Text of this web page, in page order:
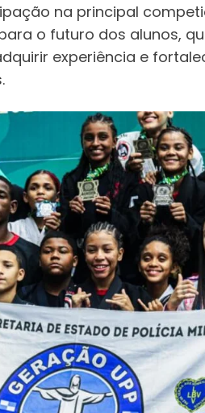
na principal
o futuro dos alunos,
experiência e